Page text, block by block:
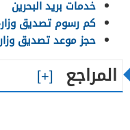
خدمات بريد البحرين
كم رسوم تصديق وزارة
حجز موعد تصديق
المراجع